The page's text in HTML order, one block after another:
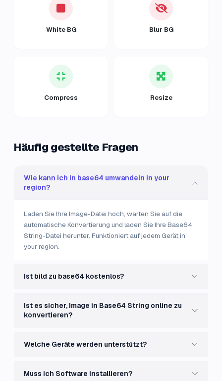
White BG Blur BG
Compress Resize
Häufig gestellte Fragen
Wie kann ich in base64 umwandeln in your
region?
Laden Sie Ihre Image-Datei hoch, warten Sie auf die
automatische Konvertierung und laden Sie Ihre Base64
String-Datei herunter. Funktioniert auf jedem Gerät in
your region.
Ist bild zu base64 kostenlos?
Ist es sicher, Image in Base64 String online zu
konvertieren?
Welche Geräte werden unterstützt?
Muss ich Software installieren?